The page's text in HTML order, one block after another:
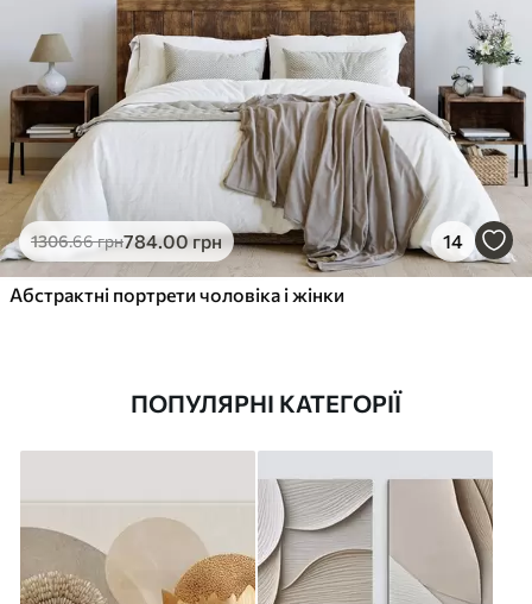
1306.66грн784.00грн 14
Абстрактні портрети чоловіка і жінки
ПОПУЛЯРНІ КАТЕГОРІЇ